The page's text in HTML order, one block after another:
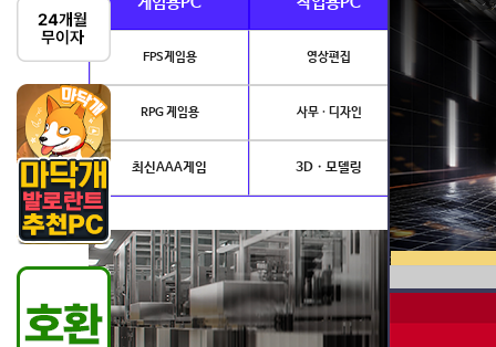
FPS게임용 영상편집
RPG 게임용 사무 · 디자인
최신AAA게임 3D · 모델링 NVIDIA